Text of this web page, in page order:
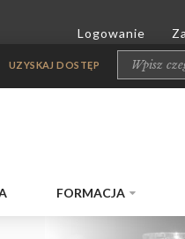
FORMACJA
UZYSKAJ DOSTĘP